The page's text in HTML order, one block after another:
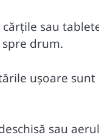
cărțile sau
drum.
ușoare
sau